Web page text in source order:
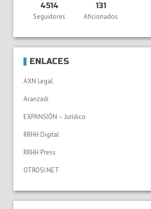
4514
Seguidores
131
Aficionados
ENLACES
AXN Legal
Aranzadi
EXPANSIÓN – Jurídico
RRHH Digital
RRHH Press
OTROSI.NET